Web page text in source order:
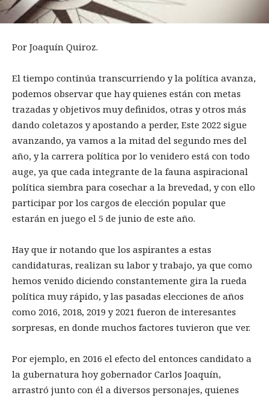
Por Joaquín Quiroz.
El tiempo continúa transcurriendo y la política avanza,
podemos observar que hay quienes están con metas
trazadas y objetivos muy definidos, otras y otros más
dando coletazos y apostando a perder, Este 2022 sigue
avanzando, ya vamos a la mitad del segundo mes del
año, y la carrera política por lo venidero está con todo
auge, ya que cada integrante de la fauna aspiracional
política siembra para cosechar a la brevedad, y con ello
participar por los cargos de elección popular que
estarán en juego el 5 de junio de este año.
Hay que ir notando que los aspirantes a estas
candidaturas, realizan su labor y trabajo, ya que como
hemos venido diciendo constantemente gira la rueda
política muy rápido, y las pasadas elecciones de años
como 2016, 2018, 2019 y 2021 fueron de interesantes
sorpresas, en donde muchos factores tuvieron que ver.
Por ejemplo, en 2016 el efecto del entonces candidato a
la gubernatura hoy gobernador Carlos Joaquín,
arrastró junto con él a diversos personajes, quienes